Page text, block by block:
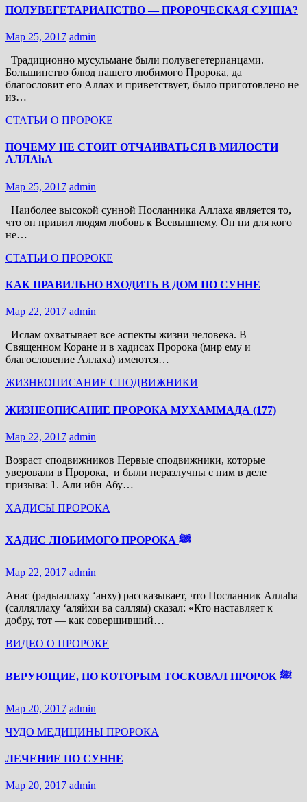
ПОЛУВЕГЕТАРИАНСТВО — ПРОРОЧЕСКАЯ СУННА?
Мар 25, 2017 admin
Традиционно мусульмане были полувегетерианцами.
Большинство блюд нашего любимого Пророка, да
благословит его Аллах и приветствует, было приготовлено не
из…
СТАТЬИ О ПРОРОКЕ
ПОЧЕМУ НЕ СТОИТ ОТЧАИВАТЬСЯ В МИЛОСТИ
АЛЛАhА
Мар 25, 2017 admin
Наиболее высокой сунной Посланника Аллаха является то,
что он привил людям любовь к Всевышнему. Он ни для кого
не…
СТАТЬИ О ПРОРОКЕ
КАК ПРАВИЛЬНО ВХОДИТЬ В ДОМ ПО СУННЕ
Мар 22, 2017 admin
Ислам охватывает все аспекты жизни человека. В
Священном Коране и в хадисах Пророка (мир ему и
благословение Аллаха) имеются…
ЖИЗНЕОПИСАНИЕ СПОДВИЖНИКИ
ЖИЗНЕОПИСАНИЕ ПРОРОКА МУХАММАДА (177)
Мар 22, 2017 admin
Возраст сподвижников Первые сподвижники, которые
уверовали в Пророка, и были неразлучны с ним в деле
призыва: 1. Али ибн Абу…
ХАДИСЫ ПРОРОКА
ХАДИС ЛЮБИМОГО ПРОРОКА ﷺ
Мар 22, 2017 admin
Анас (радыаллаху ‘анху) рассказывает, что Посланник Аллаhа
(салляллаху ‘аляйхи ва саллям) сказал: «Кто наставляет к
добру, тот — как совершивший…
ВИДЕО О ПРОРОКЕ
ВЕРУЮЩИЕ, ПО КОТОРЫМ ТОСКОВАЛ ПРОРОК ﷺ
Мар 20, 2017 admin
ЧУДО МЕДИЦИНЫ ПРОРОКА
ЛЕЧЕНИЕ ПО СУННЕ
Мар 20, 2017 admin